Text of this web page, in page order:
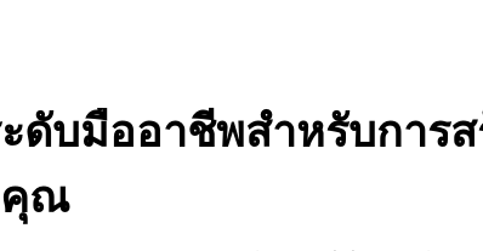
ดับมืออาชีพสําหรับการ
คุณ